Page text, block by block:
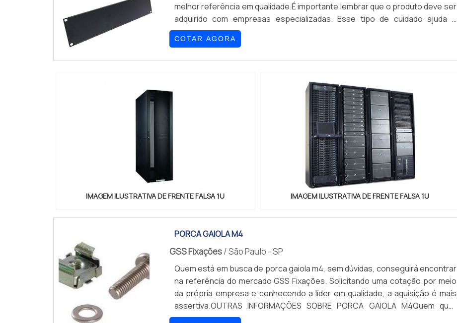
melhor referência em qualidade.É importante lembrar que o produto deve ser
adquirido com empresas especializadas. Esse tipo de cuidado ajuda a
garantir a qualidade e durabilidade dos materiais, além de evitar prejuízos com
substituições frequentes de peças defeituosas. Assim, é possível poupar
COTAR AGORA
IMAGEM ILUSTRATIVA DE FRENTE FALSA 1U IMAGEM ILUSTRATIVA DE FRENTE FALSA 1U
PORCA GAIOLA M4
GSS Fixações/ São Paulo - SP
Quem está em busca de porca gaiola m4, sem dúvidas, conseguirá encontrar
na referência do mercado GSS Fixações. Solicitando uma cotação por meio
da própria empresa e conhecendo a líder em qualidade, a aquisição é mais
assertiva.OUTRAS INFORMAÇÕES SOBRE PORCA GAIOLA M4Quem quer
achar porca gaiola m4 em uma empresa altamente qualificada, descobre a